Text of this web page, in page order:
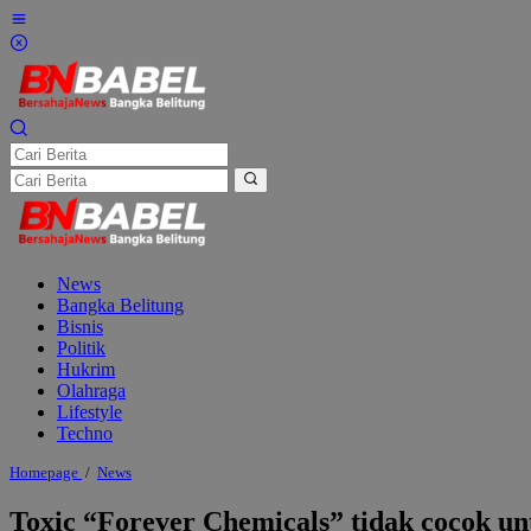
Lewati
ke
konten
News
Bangka Belitung
Bisnis
Politik
Hukrim
Olahraga
Lifestyle
Techno
Homepage / NewsToxic
Toxic “Forever Chemicals” tidak cocok